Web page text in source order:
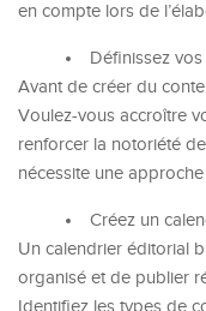
en compte lors de
Définissez
Avant de créer du
Voulez-vous accroître
renforcer la notoriété
nécessite une
Créez un
Un calendrier éditorial
organisé et de publier
Identifiez les types de